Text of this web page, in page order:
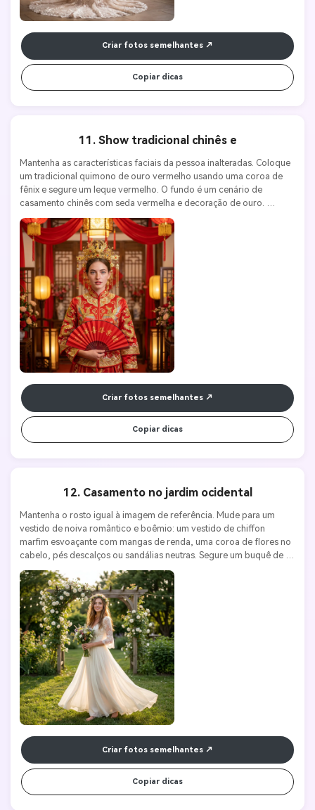
Criar fotos semelhantes
Copiar dicas
11. Show tradicional chinês e
Mantenha as características faciais da pessoa inalteradas. Coloque
um tradicional quimono de ouro vermelho usando uma coroa de
fênix e segure um leque vermelho. O fundo é um cenário de
casamento chinês com seda vermelha e decoração de ouro.
Iluminação suave e quente. Nikon Z7 II, lente 50 mm f/1.8, ISO 100,
f/2.8 Estética de casamento festiva, tradicional e chinesa.
Criar fotos semelhantes
Copiar dicas
12. Casamento no jardim ocidental
Mantenha o rosto igual à imagem de referência. Mude para um
vestido de noiva romântico e boêmio: um vestido de chiffon
marfim esvoaçante com mangas de renda, uma coroa de flores no
cabelo, pés descalços ou sandálias neutras. Segure um buquê de
flores silvestres. O fundo é um encantador local de casamento no
jardim, com um pavilhão de madeira coberto com rosas brancas,
luzes de corda e vegetação exuberante. Iluminação suave do pôr
do sol no horário nobre. Canon EOS R5, lente 85mm f/1.2, ISO 400,
f/1.8. Caprichoso, romântico, estética de casamento ao ar livre.
Resolução 8K.
Criar fotos semelhantes
Copiar dicas